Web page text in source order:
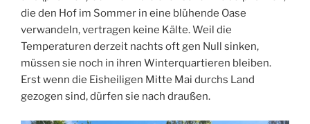
die den Hof im Sommer in eine blühende Oase
verwandeln, vertragen keine Kälte. Weil die
Temperaturen derzeit nachts oft gen Null sinken,
müssen sie noch in ihren Winterquartieren bleiben.
Erst wenn die Eisheiligen Mitte Mai durchs Land
gezogen sind, dürfen sie nach draußen.